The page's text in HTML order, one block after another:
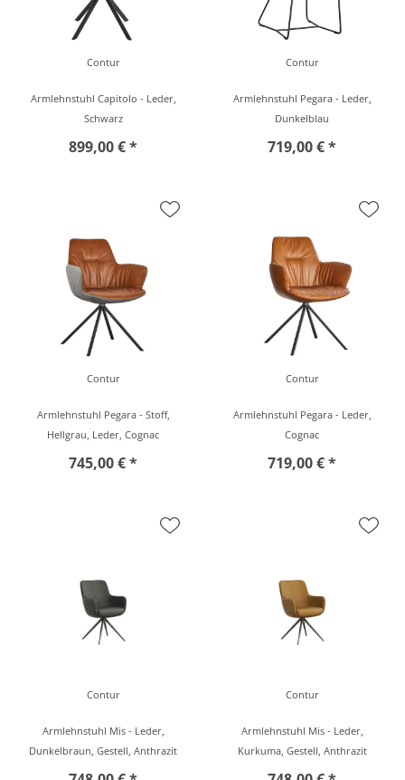
Contur
Armlehnstuhl Capitolo - Leder,
Schwarz
899,00 € *
Contur
Armlehnstuhl Pegara - Leder,
Dunkelblau
719,00 € *
Contur
Armlehnstuhl Pegara - Stoff,
Hellgrau, Leder, Cognac
745,00 € *
Contur
Armlehnstuhl Pegara - Leder,
Cognac
719,00 € *
Contur
Armlehnstuhl Mis - Leder,
Dunkelbraun, Gestell, Anthrazit
Contur
Armlehnstuhl Mis - Leder,
Kurkuma, Gestell, Anthrazit